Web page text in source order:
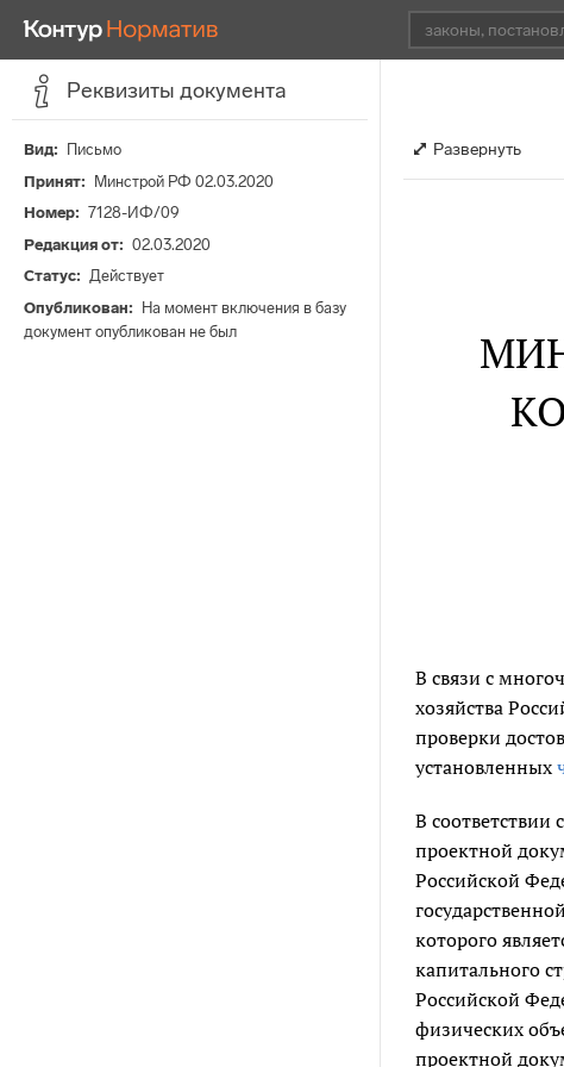
Реквизиты документа
Вид
Письмо
Принят
Минстрой РФ 02.03.2020
Номер
7128-ИФ/09
Редакция от
02.03.2020
Статус
Действует
Опубликован
На момент включения в базу
документ опубликован не был
Развернуть
В связи с
хозяйства
проверки
установленных
В соответствии с
проектной
Российской
которого
капитального
Российской
физических
проектной